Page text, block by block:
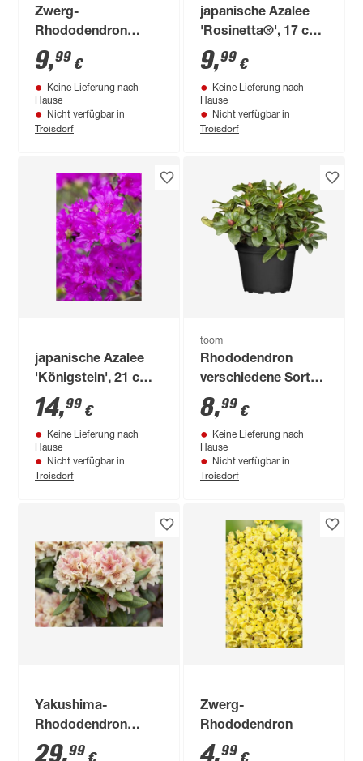
Zwerg-
Rhododendron
'Scarlett Wonder' rot
17 cm Topf
9,99 €
Keine Lieferung nach
Hause
Nicht verfügbar in
Troisdorf
japanische Azalee
'Rosinetta®', 17 cm
Topf
9,99 €
Keine Lieferung nach
Hause
Nicht verfügbar in
Troisdorf
japanische Azalee
'Königstein', 21 cm
Topf
14,99 €
Keine Lieferung nach
Hause
Nicht verfügbar in
Troisdorf
toom
Rhododendron
verschiedene Sorten
19 cm Topf
8,99 €
Keine Lieferung nach
Hause
Nicht verfügbar in
Troisdorf
Yakushima-
Rhododendron
'Percy Wiseman', 26
29,99
Zwerg-
Rhododendron
4,99